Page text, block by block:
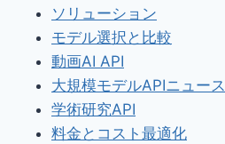
ソリューション
モデル選択と比較
動画AI API
大規模モデルAPIニュース
学術研究API
料金とコスト最適化